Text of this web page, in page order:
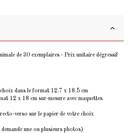
de 30 exemplaires - Prix unitaire dégressif
dans le format 12.7 x 18.5 cm
12 x 18 cm sur-mesure avec maquettes
verso sur le papier de votre choix
une ou plusieurs photos)